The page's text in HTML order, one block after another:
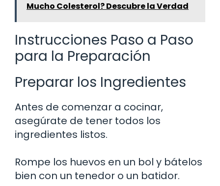
Mucho Colesterol? Descubre la Verdad
Instrucciones Paso a Paso
para la Preparación
Preparar los Ingredientes
Antes de comenzar a cocinar,
asegúrate de tener todos los
ingredientes listos.
Rompe los huevos en un bol y bátelos
bien con un tenedor o un batidor.